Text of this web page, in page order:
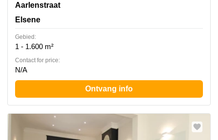
Rue d'Arlon 25, Elsene
Aarlenstraat
Elsene
Gebied:
1 - 1.600 m²
Contact for price:
N/A
Ontvang info